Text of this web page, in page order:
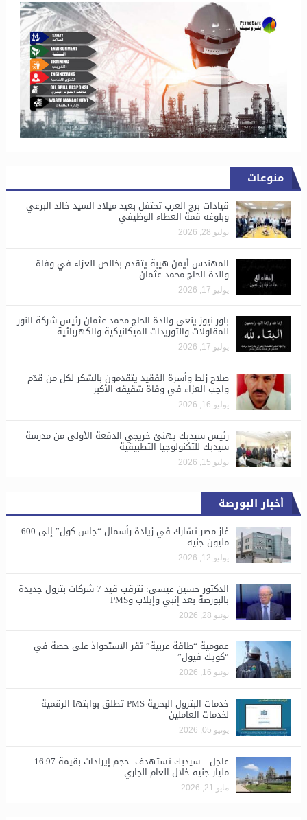
منوعات
قيادات برج العرب تحتفل بعيد ميلاد السيد خالد البرعي
وبلوغه قمة العطاء الوظيفي
يوليو 28, 2026
المهندس أيمن هيبة يتقدم بخالص العزاء في وفاة
والدة الحاج محمد عثمان
يوليو 17, 2026
باور نيوز ينعى والدة الحاج محمد عثمان رئيس شركة النور
للمقاولات والتوريدات الميكانيكية والكهربائية
يوليو 17, 2026
صلاح زلط وأسرة الفقيد يتقدمون بالشكر لكل من قدّم
واجب العزاء في وفاة شقيقه الأكبر
يوليو 16, 2026
رئيس سيدبك يهنئ خريجي الدفعة الأولى من مدرسة
سيدبك للتكنولوجيا التطبيقية
يوليو 15, 2026
أخبار البورصة
غاز مصر تشارك في زيادة رأسمال “جاس كول” إلى 600
مليون جنيه
يوليو 12, 2026
الدكتور حسين عيسى: نترقب قيد 7 شركات بترول جديدة
بالبورصة بعد إنبي وإيلاب وPMS
يونيو 28, 2026
​عمومية “طاقة عربية” تقر الاستحواذ على حصة في
“كويك فيول”
يونيو 16, 2026
خدمات البترول البحرية PMS تطلق بوابتها الرقمية
لخدمات العاملين
يونيو 05, 2026
عاجل .. سيدبك تستهدف حجم إيرادات بقيمة 16.97
مليار جنيه خلال العام الجاري
مايو 21, 2026